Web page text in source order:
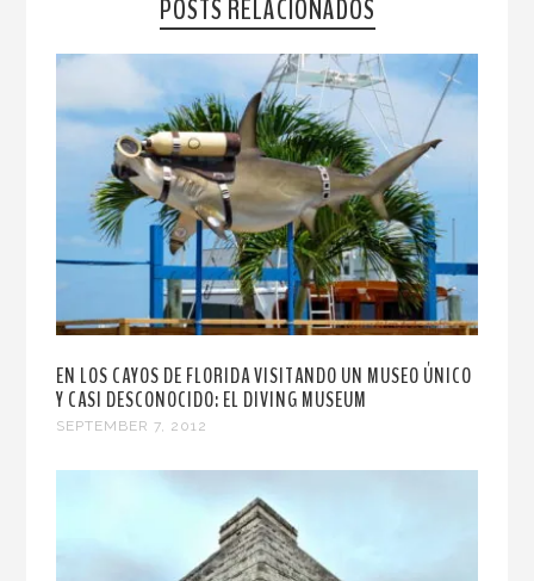
POSTS RELACIONADOS
EN LOS CAYOS DE FLORIDA VISITANDO UN MUSEO ÚNICO
Y CASI DESCONOCIDO: EL DIVING MUSEUM
SEPTEMBER 7, 2012